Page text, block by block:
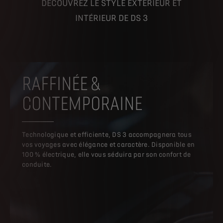
DÉCOUVREZ LE STYLE EXTÉRIEUR ET
INTÉRIEUR DE DS 3
RAFFINÉE &
CONTEMPORAINE
Technologique et efficiente, DS 3 accompagnera tous
vos voyages avec élégance et caractère. Disponible en
100 % électrique, elle vous séduira par son confort de
conduite.